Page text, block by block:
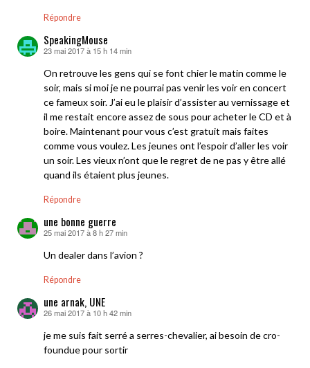
Répondre
SpeakingMouse
dit :
23 mai 2017 à 15 h 14 min
On retrouve les gens qui se font chier le matin comme le
soir, mais si moi je ne pourrai pas venir les voir en concert
ce fameux soir. J’ai eu le plaisir d’assister au vernissage et
il me restait encore assez de sous pour acheter le CD et à
boire. Maintenant pour vous c’est gratuit mais faites
comme vous voulez. Les jeunes ont l’espoir d’aller les voir
un soir. Les vieux n’ont que le regret de ne pas y être allé
quand ils étaient plus jeunes.
Répondre
une bonne guerre
dit :
25 mai 2017 à 8 h 27 min
Un dealer dans l’avion ?
Répondre
une arnak, UNE
dit :
26 mai 2017 à 10 h 42 min
je me suis fait serré a serres-chevalier, ai besoin de cro-
foundue pour sortir